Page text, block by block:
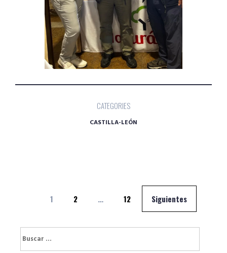
CATEGORIES
CASTILLA-LEÓN
Navegación
entradas
1 2 … 12 Siguientes
Buscar: